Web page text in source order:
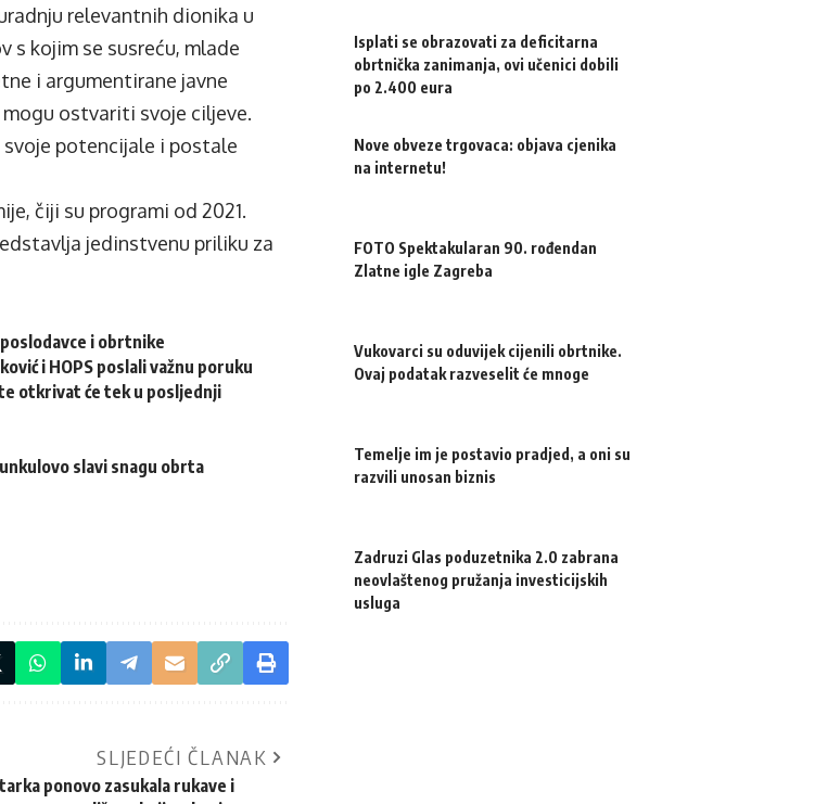
relevantnih dionika u
s kojim se susreću, mlade
i argumentirane javne
ostvariti svoje ciljeve.
potencijale i postale
čiji su programi od 2021.
jedinstvenu priliku za
i obrtnike
i HOPS poslali važnu poruku
otkrivat će tek u posljednji
slavi snagu obrta
SLJEDEĆI ČLANAK
ponovo zasukala rukave i
Isplati se obrazovati za deficitarna
obrtnička zanimanja, ovi učenici dobili
po 2.400 eura
Nove obveze trgovaca: objava cjenika
na internetu!
FOTO Spektakularan 90. rođendan
Zlatne igle Zagreba
Vukovarci su oduvijek cijenili obrtnike.
Ovaj podatak razveselit će mnoge
Temelje im je postavio pradjed, a oni su
razvili unosan biznis
Zadruzi Glas poduzetnika 2.0 zabrana
neovlaštenog pružanja investicijskih
usluga